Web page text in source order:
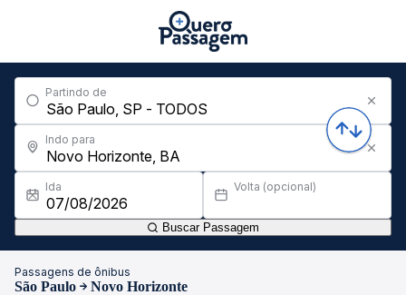
Partindo de
Indo para
Ida Volta (opcional)
Buscar Passagem
Passagens de ônibus
São Paulo Novo Horizonte